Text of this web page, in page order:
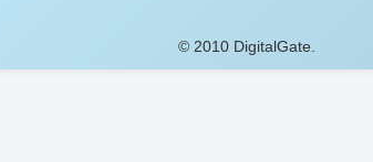
© 2010 DigitalGate.